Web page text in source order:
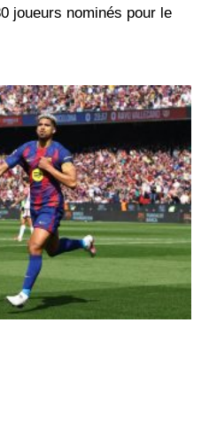
joueurs nominés pour le